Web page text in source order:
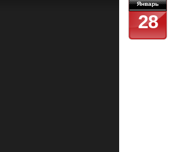
Январь
28